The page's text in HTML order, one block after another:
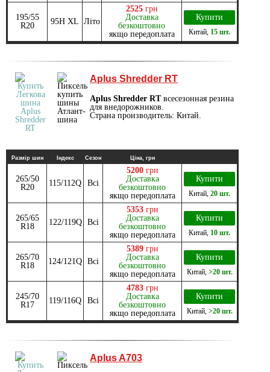
195/55
R20
95H XL Літо
2525 грн
Доставка
безкоштовно
якщо передоплата
Купити
Китай 15 шт.
Aplus Shredder RT
Aplus Shredder RTвсесезонная резина
для внедорожников.
Страна производитель: Китай.
Размір шин Індекс Сезон Ціна, грн
265/50
R20
115/112Q Всі
5200 грн
Доставка
безкоштовно
якщо передоплата
Купити
Китай 20 шт.
265/65
R18
122/119Q Всі
5353 грн
Доставка
безкоштовно
якщо передоплата
Купити
Китай 10 шт.
265/70
R18
124/121Q Всі
5389 грн
Доставка
безкоштовно
якщо передоплата
Купити
Китай, >20 шт.
245/70
R17
119/116Q Всі
4783 грн
Доставка
безкоштовно
якщо передоплата
Купити
Китай, >20 шт.
Aplus A703